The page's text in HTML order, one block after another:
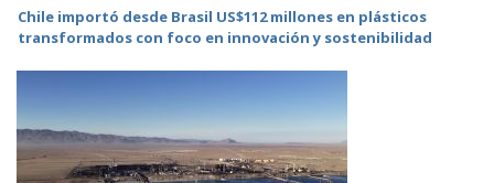
Chile importó desde Brasil US$112 millones en plásticos
transformados con foco en innovación y sostenibilidad